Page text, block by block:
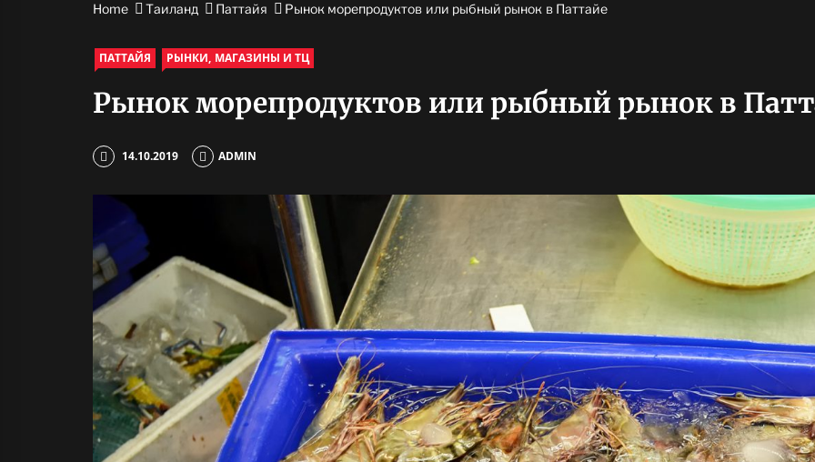
Home Таиланд Паттайя Рынок морепродуктов или рыбный рынок в Паттайе
ПАТТАЙЯ РЫНКИ, МАГАЗИНЫ И ТЦ
Рынок морепродуктов или рыбный рынок в
14.10.2019 ADMIN